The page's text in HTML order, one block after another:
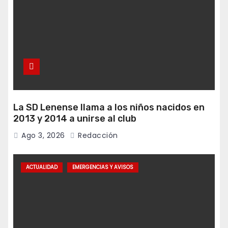
La SD Lenense llama a los niños nacidos en
2013 y 2014 a unirse al club
Ago 3, 2026 Redacción
ACTUALIDAD EMERGENCIAS Y AVISOS